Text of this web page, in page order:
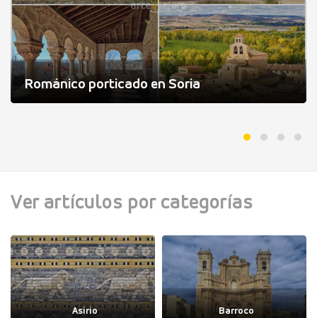
Románico porticado en Soria
Ver artículos por categorías
Asirio Barroco